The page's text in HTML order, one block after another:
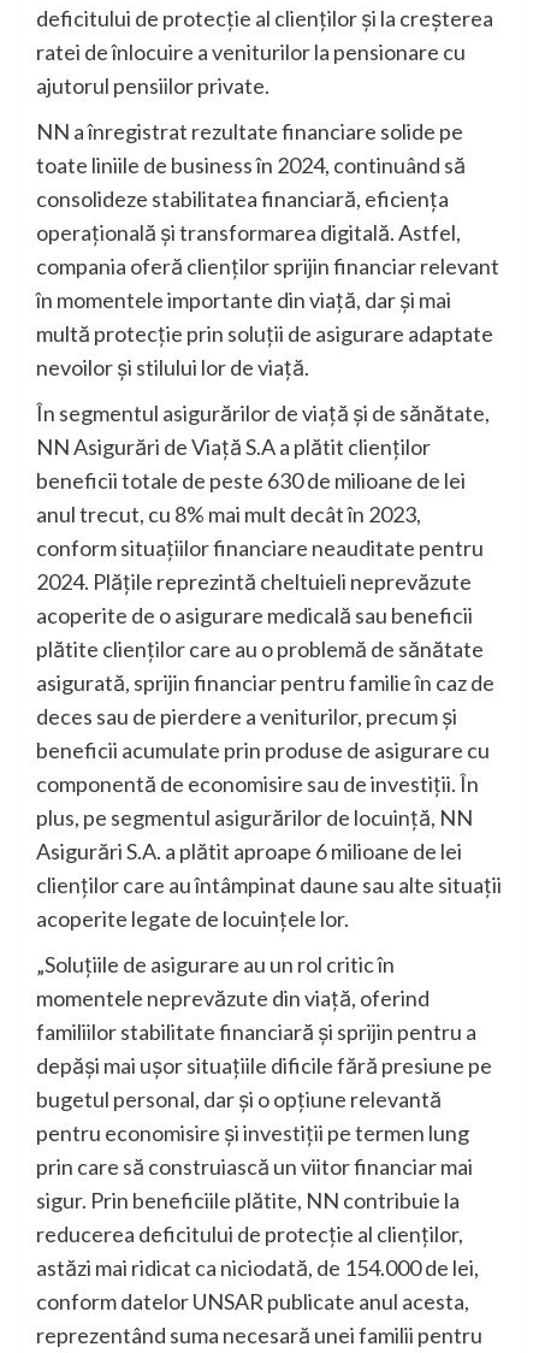
deficitului de protecție al clienților și la creșterea
ratei de înlocuire a veniturilor la pensionare cu
ajutorul pensiilor private.
NN a înregistrat rezultate financiare solide pe
toate liniile de business în 2024, continuând să
consolideze stabilitatea financiară, eficiența
operațională și transformarea digitală. Astfel,
compania oferă clienților sprijin financiar relevant
în momentele importante din viață, dar și mai
multă protecție prin soluții de asigurare adaptate
nevoilor și stilului lor de viață.
În segmentul asigurărilor de viață și de sănătate,
NN Asigurări de Viaţă S.A a plătit clienților
beneficii totale de peste 630 de milioane de lei
anul trecut, cu 8% mai mult decât în 2023,
conform situaţiilor financiare neauditate pentru
2024. Plățile reprezintă cheltuieli neprevăzute
acoperite de o asigurare medicală sau beneficii
plătite clienților care au o problemă de sănătate
asigurată, sprijin financiar pentru familie în caz de
deces sau de pierdere a veniturilor, precum și
beneficii acumulate prin produse de asigurare cu
componentă de economisire sau de investiții. În
plus, pe segmentul asigurărilor de locuință, NN
Asigurări S.A. a plătit aproape 6 milioane de lei
clienților care au întâmpinat daune sau alte situații
acoperite legate de locuințele lor.
„Soluțiile de asigurare au un rol critic în
momentele neprevăzute din viață, oferind
familiilor stabilitate financiară și sprijin pentru a
depăși mai ușor situațiile dificile fără presiune pe
bugetul personal, dar și o opțiune relevantă
pentru economisire și investiții pe termen lung
prin care să construiască un viitor financiar mai
sigur. Prin beneficiile plătite, NN contribuie la
reducerea deficitului de protecție al clienților,
astăzi mai ridicat ca niciodată, de 154.000 de lei,
conform datelor UNSAR publicate anul acesta,
reprezentând suma necesară unei familii pentru